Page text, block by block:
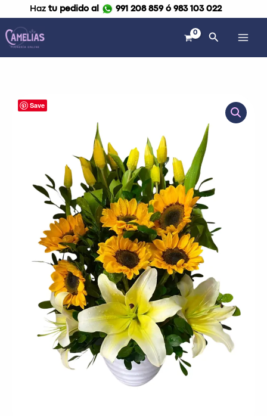
al
contenido
Haz tu pedido al 991 208 859 ó 983 103 022
Buscar
Arreglo
cantidad
Save